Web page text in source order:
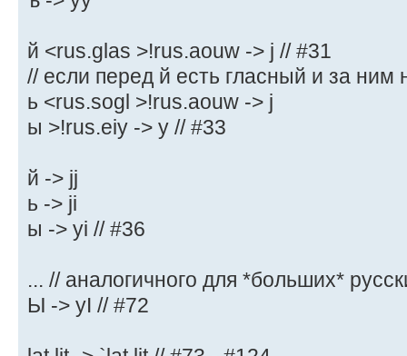
й <rus.glas >!rus.aouw -> j // #31
// если перед й есть гласный и за ним
ь <rus.sogl >!rus.aouw -> j
ы >!rus.eiy -> y // #33
й -> jj
ь -> ji
ы -> yi // #36
... // аналогичного для *больших*
Ы -> уI // #72